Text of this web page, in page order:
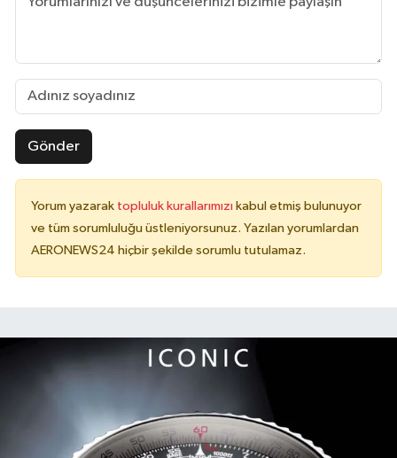
Gönder
Yorum yazarak topluluk kurallarımızı kabul etmiş bulunuyor
ve tüm sorumluluğu üstleniyorsunuz. Yazılan yorumlardan
AERONEWS24 hiçbir şekilde sorumlu tutulamaz.